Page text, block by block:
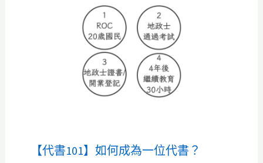
【代書101】如何成為一位代書？